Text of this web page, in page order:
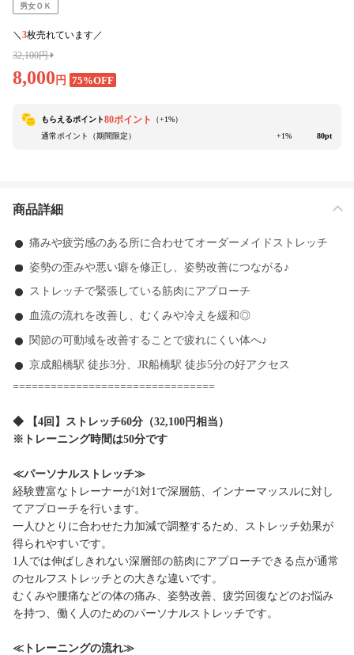
男女ＯＫ
＼ 3枚売れています／
32,100円
8,000 円 75%OFF
もらえるポイント80ポイント （+1%）
通常ポイント（期間限定）
+1% 80pt
商品詳細
痛みや疲労感のある所に合わせてオーダーメイドストレッチ
姿勢の歪みや悪い癖を修正し、姿勢改善につながる♪
ストレッチで緊張している筋肉にアプローチ
血流の流れを改善し、むくみや冷えを緩和◎
関節の可動域を改善することで疲れにくい体へ♪
京成船橋駅 徒歩3分、JR船橋駅 徒歩5分の好アクセス
================================
◆ 【4回】ストレッチ60分（32,100円相当）
※トレーニング時間は50分です
≪パーソナルストレッチ≫
経験豊富なトレーナーが1対1で深層筋、インナーマッスルに対し
てアプローチを行います。
一人ひとりに合わせた力加減で調整するため、ストレッチ効果が
得られやすいです。
1人では伸ばしきれない深層部の筋肉にアプローチできる点が通常
のセルフストレッチとの大きな違いです。
むくみや腰痛などの体の痛み、姿勢改善、疲労回復などのお悩み
を持つ、働く人のためのパーソナルストレッチです。
≪トレーニングの流れ≫